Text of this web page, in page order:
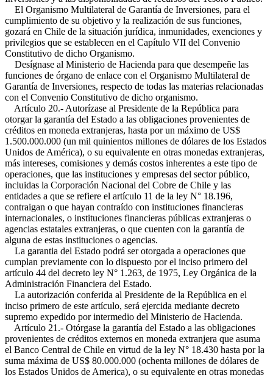
El Organismo Multilateral de Garantía de Inversiones, para el
cumplimiento de su objetivo y la realización de sus funciones,
gozará en Chile de la situación jurídica, inmunidades, exenciones y
privilegios que se establecen en el Capítulo VII del Convenio
Constitutivo de dicho Organismo.
Desígnase al Ministerio de Hacienda para que desempeñe las
funciones de órgano de enlace con el Organismo Multilateral de
Garantía de Inversiones, respecto de todas las materias relacionadas
con el Convenio Constitutivo de dicho organismo.
Artículo 20.- Autorízase al Presidente de la República para
otorgar la garantía del Estado a las obligaciones provenientes de
créditos en moneda extranjeras, hasta por un máximo de US$
1.500.000.000 (un mil quinientos millones de dólares de los Estados
Unidos de América), o su equivalente en otras monedas extranjeras,
más intereses, comisiones y demás costos inherentes a este tipo de
operaciones, que las instituciones y empresas del sector público,
incluidas la Corporación Nacional del Cobre de Chile y las
entidades a que se refiere el artículo 11 de la ley N° 18.196,
contraigan o que hayan contraído con instituciones financieras
internacionales, o instituciones financieras públicas extranjeras o
agencias estatales extranjeras, o que cuenten con la garantía de
alguna de estas instituciones o agencias.
La garantia del Estado podrá ser otorgada a operaciones que
cumplan previamente con lo dispuesto por el inciso primero del
artículo 44 del decreto ley N° 1.263, de 1975, Ley Orgánica de la
Administración Financiera del Estado.
La autorización conferida al Presidente de la República en el
inciso primero de este artículo, será ejercida mediante decreto
supremo expedido por intermedio del Ministerio de Hacienda.
Artículo 21.- Otórgase la garantía del Estado a las obligaciones
provenientes de créditos externos en moneda extranjera que asuma
el Banco Central de Chile en virtud de la ley N° 18.430 hasta por la
suma máxima de US$ 80.000.000 (ochenta millones de dólares de
los Estados Unidos de America), o su equivalente en otras monedas